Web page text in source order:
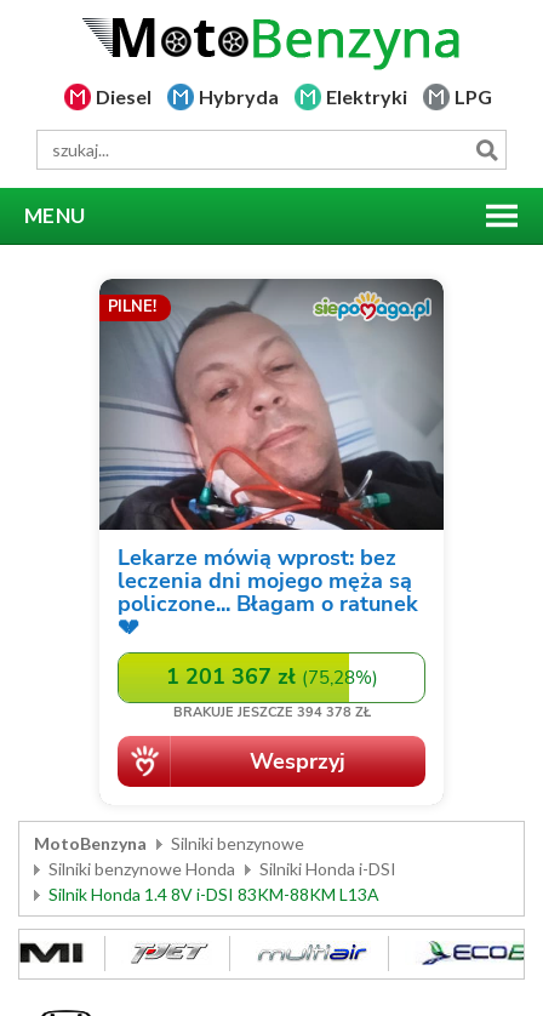
Diesel Hybryda Elektryki LPG
MENU
MotoBenzyna
Silniki benzynowe
Silniki benzynowe Honda
Silniki Honda i-DSI
Silnik Honda 1.4 8V i-DSI 83KM-88KM L13A